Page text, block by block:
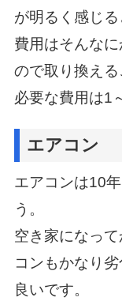
が明るく感じる
費用はそんな
ので取り換える
必要な費用は1
エアコン
エアコンは10
う。
空き家になっ
コンもかなり
良いです。